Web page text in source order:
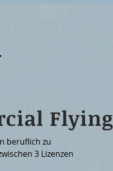
Flying
beruflich zu
3 Lizenzen